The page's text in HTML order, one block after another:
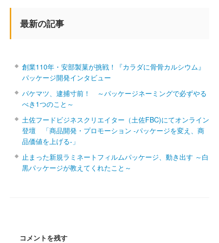
最新の記事
創業110年・安部製菓が挑戦！『カラダに骨骨カルシウム』
パッケージ開発インタビュー
パケマツ、逮捕寸前！ ～パッケージネーミングで必ずやる
べき1つのこと～
土佐フードビジネスクリエイター（土佐FBC)にてオンライン
登壇 「商品開発・プロモーション ‐パッケージを変え、商
品価値を上げる‐」
止まった新規ラミネートフィルムパッケージ、動き出す ～白
黒パッケージが教えてくれたこと～
コメントを残す